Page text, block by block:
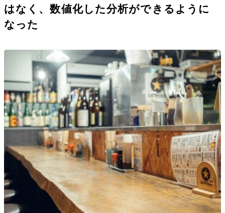
はなく、数値化した分析ができるように
なった